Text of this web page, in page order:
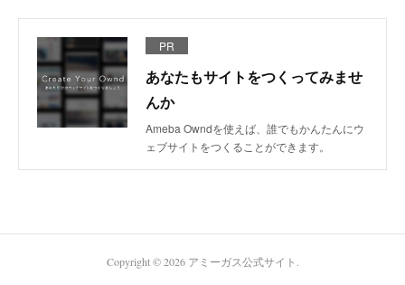
PR
あなたもサイトをつくってみませ
んか
Ameba Owndを使えば、誰でもかんたんにウ
ェブサイトをつくることができます。
Copyright ©2026 アミーガス公式サイト .